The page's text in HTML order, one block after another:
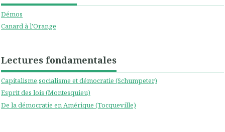
Démos
Canard à l'Orange
Lectures fondamentales
Capitalisme,socialisme et démocratie (Schumpeter)
Esprit des lois (Montesquieu)
De la démocratie en Amérique (Tocqueville)